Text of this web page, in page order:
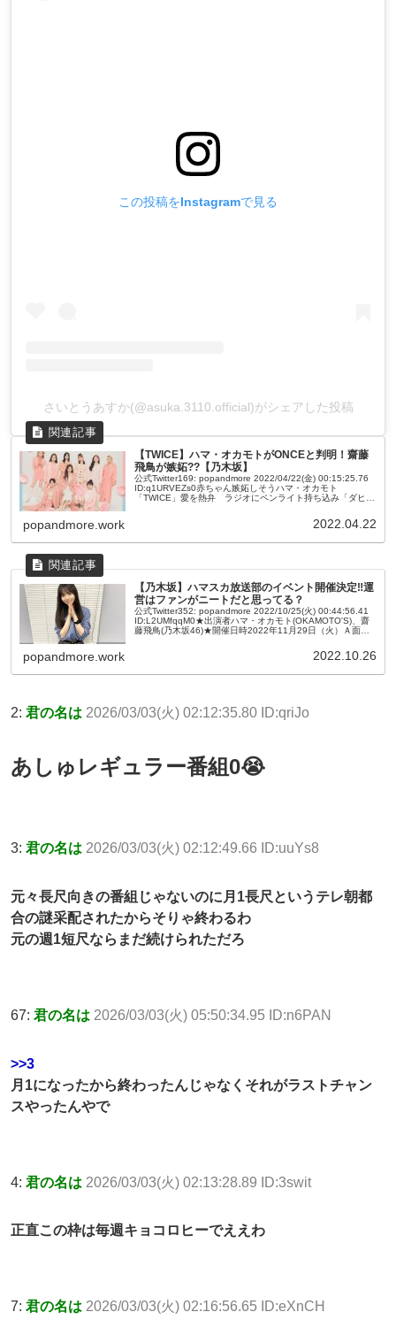
この投稿をInstagramで見る
さいとうあすか(@asuka.3110.official)がシェアした投稿
【TWICE】ハマ・オカモトがONCEと判明！齋藤
飛鳥が嫉妬??【乃木坂】
公式Twitter169: popandmore 2022/04/22(金) 00:15:25.76
ID:q1URVEZs0赤ちゃん嫉妬しそうハマ・オカモト
「TWICE」愛を熱弁 ラジオにペンライト持ち込み「ダヒョ
popandmore.work 2022.04.22
【乃木坂】ハマスカ放送部のイベント開催決定‼運
営はファンがニートだと思ってる？
公式Twitter352: popandmore 2022/10/25(火) 00:44:56.41
ID:L2UMfqqM0★出演者ハマ・オカモト(OKAMOTO'S)、齋
藤飛鳥(乃木坂46)★開催日時2022年11月29日（火）Ａ面
popandmore.work 2022.10.26
2: 君の名は 2026/03/03(火) 02:12:35.80 ID:qriJo
あしゅレギュラー番組0😭
3: 君の名は 2026/03/03(火) 02:12:49.66 ID:uuYs8
元々長尺向きの番組じゃないのに月1長尺というテレ朝都
合の謎采配されたからそりゃ終わるわ
元の週1短尺ならまだ続けられただろ
67: 君の名は 2026/03/03(火) 05:50:34.95 ID:n6PAN
>>3
月1になったから終わったんじゃなくそれがラストチャン
スやったんやで
4: 君の名は 2026/03/03(火) 02:13:28.89 ID:3swit
正直この枠は毎週キョコロヒーでええわ
7: 君の名は 2026/03/03(火) 02:16:56.65 ID:eXnCH